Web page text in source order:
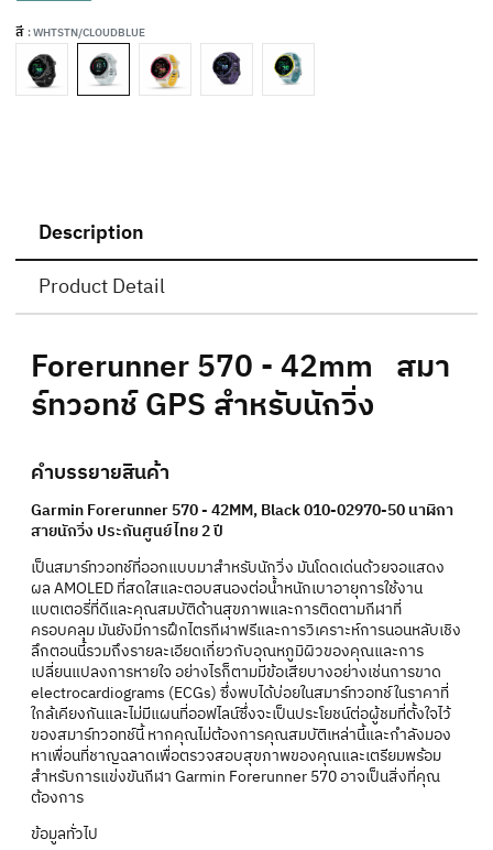
สี : WHTSTN/CLOUDBLUE
Description
Product Detail
Forerunner 570 - 42mm สมา
ร์ทวอทช์ GPS สำหรับนักวิ่ง
คำบรรยายสินค้า
Garmin Forerunner 570 - 42MM, Black 010-02970-50 นาฬิกา
สายนักวิ่ง ประกันศูนย์ไทย 2 ปี
เป็นสมาร์ทวอทช์ที่ออกแบบมาสำหรับนักวิ่ง มันโดดเด่นด้วยจอแสดง
ผล AMOLED ที่สดใสและตอบสนองต่อน้ำหนักเบาอายุการใช้งาน
แบตเตอรี่ที่ดีและคุณสมบัติด้านสุขภาพและการติดตามกีฬาที่
ครอบคลุม มันยังมีการฝึกไตรกีฬาฟรีและการวิเคราะห์การนอนหลับเชิง
ลึกตอนนี้รวมถึงรายละเอียดเกี่ยวกับอุณหภูมิผิวของคุณและการ
เปลี่ยนแปลงการหายใจ อย่างไรก็ตามมีข้อเสียบางอย่างเช่นการขาด
electrocardiograms (ECGs) ซึ่งพบได้บ่อยในสมาร์ทวอทช์ในราคาที่
ใกล้เคียงกันและไม่มีแผนที่ออฟไลน์ซึ่งจะเป็นประโยชน์ต่อผู้ชมที่ตั้งใจไว้
ของสมาร์ทวอทช์นี้ หากคุณไม่ต้องการคุณสมบัติเหล่านี้และกำลังมอง
หาเพื่อนที่ชาญฉลาดเพื่อตรวจสอบสุขภาพของคุณและเตรียมพร้อม
สำหรับการแข่งขันกีฬา Garmin Forerunner 570 อาจเป็นสิ่งที่คุณ
ต้องการ
ข้อมูลทั่วไป